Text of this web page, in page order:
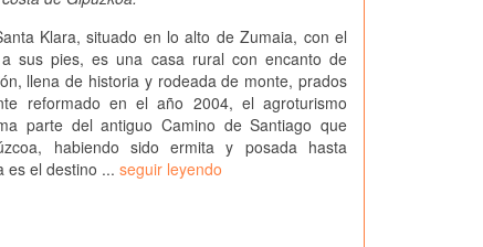
Klara, situado en lo alto de Zumaia, con el
sus pies, es una casa rural con encanto de
llena de historia y rodeada de monte, prados
reformado en el año 2004, el agroturismo
parte del antiguo Camino de Santiago que
habiendo sido ermita y posada hasta
es el destino ... seguir leyendo